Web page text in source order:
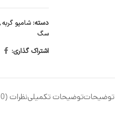
دسته:شامپو گربه,
سگ
اشتراک گذاری:
توضیحاتتوضیحات تکمیلینظرات (0)